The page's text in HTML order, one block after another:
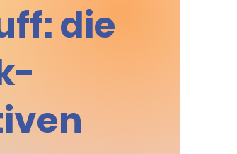
die